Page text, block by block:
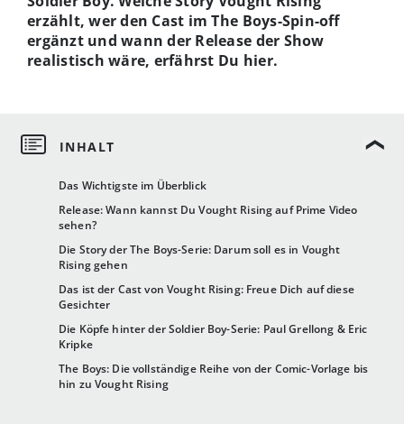
Das Wichtigste im Überblick
Release: Wann kannst Du Vought Rising auf Prime Video
sehen?
Die Story der The Boys-Serie: Darum soll es in Vought
Rising gehen
Das ist der Cast von Vought Rising: Freue Dich auf diese
Gesichter
Die Köpfe hinter der Soldier Boy-Serie: Paul Grellong & Eric
Kripke
The Boys: Die vollständige Reihe von der Comic-Vorlage bis
hin zu Vought Rising
erzählt, wer den Cast im The Boys-Spin-off
ergänzt und wann der Release der Show
realistisch wäre, erfährst Du hier.